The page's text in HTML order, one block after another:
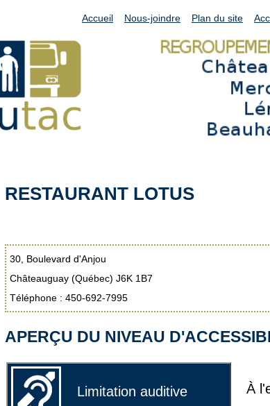
Accueil Nous-joindre Plan du site
RESTAURANT LOTUS
30, Boulevard d'Anjou
Châteauguay (Québec) J6K 1B7
Téléphone : 450-692-7995
APERÇU DU NIVEAU
Limitation auditive À